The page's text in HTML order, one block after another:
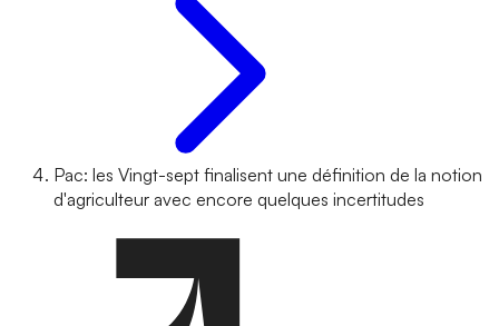
Pac: les Vingt-sept finalisent une définition de la notion
d'agriculteur avec encore quelques incertitudes